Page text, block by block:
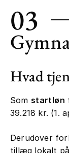
03
Hvad
Som startløn
39.218 kr. (1.
Derudover
tillæg lokalt